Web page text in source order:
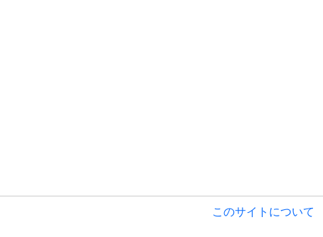
このサイトについて